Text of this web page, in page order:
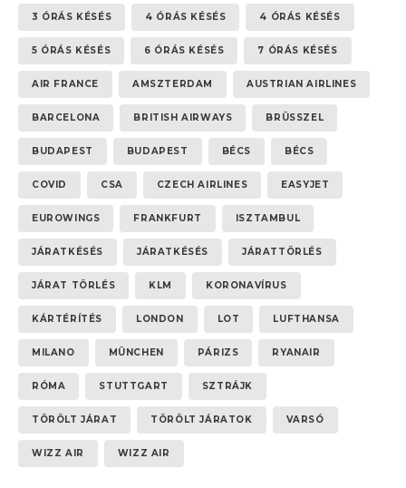
3 ÓRÁS KÉSÉS 4 ÓRÁS KÉSÉS 4 ÓRÁS KÉSÉS
5 ÓRÁS KÉSÉS 6 ÓRÁS KÉSÉS 7 ÓRÁS KÉSÉS
AIR FRANCE AMSZTERDAM AUSTRIAN AIRLINES
BARCELONA BRITISH AIRWAYS BRÜSSZEL
BUDAPEST BUDAPEST BÉCS BÉCS
COVID CSA CZECH AIRLINES EASYJET
EUROWINGS FRANKFURT ISZTAMBUL
JÁRATKÉSÉS JÁRATKÉSÉS JÁRATTÖRLÉS
JÁRAT TÖRLÉS KLM KORONAVÍRUS
KÁRTÉRÍTÉS LONDON LOT LUFTHANSA
MILANO MÜNCHEN PÁRIZS RYANAIR
RÓMA STUTTGART SZTRÁJK
TÖRÖLT JÁRAT TÖRÖLT JÁRATOK VARSÓ
WIZZ AIR WIZZ AIR